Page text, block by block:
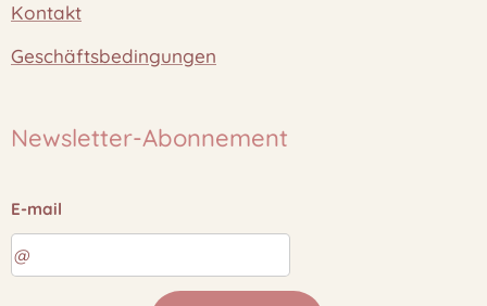
Kontakt
Geschäftsbedingungen
Newsletter-Abonnement
E-mail